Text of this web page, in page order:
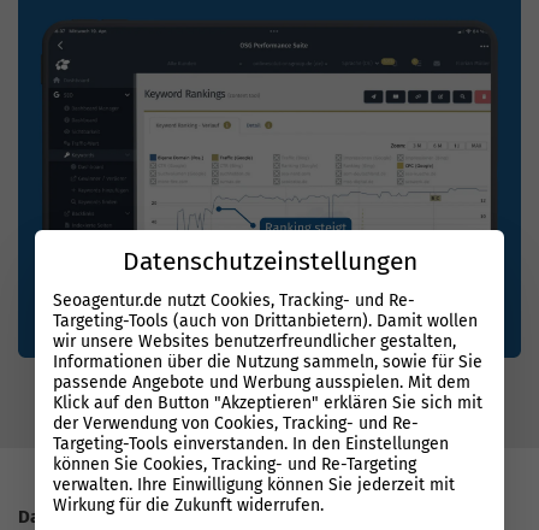
Datenbasierter Erfolg mit System
Datenschutzeinstellungen
Seoagentur.de nutzt Cookies, Tracking- und Re-
Targeting-Tools (auch von Drittanbietern). Damit wollen
wir unsere Websites benutzerfreundlicher gestalten,
Informationen über die Nutzung sammeln, sowie für Sie
passende Angebote und Werbung ausspielen. Mit dem
Klick auf den Button "Akzeptieren" erklären Sie sich mit
der Verwendung von Cookies, Tracking- und Re-
Targeting-Tools einverstanden. In den Einstellungen
können Sie Cookies, Tracking- und Re-Targeting
verwalten. Ihre Einwilligung können Sie jederzeit mit
Wirkung für die Zukunft widerrufen.